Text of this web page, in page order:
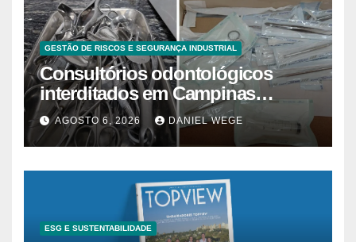
GESTÃO DE RISCOS E SEGURANÇA INDUSTRIAL
Consultórios odontológicos
interditados em Campinas
superam 2025
AGOSTO 6, 2026 DANIEL WEGE
ESG E SUSTENTABILIDADE